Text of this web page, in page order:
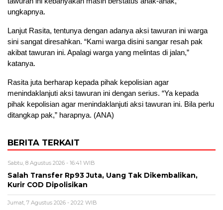
ungkapnya.
Lanjut Rasita, tentunya dengan adanya aksi tawuran ini warga
sini sangat diresahkan. “Kami warga disini sangar resah pak
akibat tawuran ini. Apalagi warga yang melintas di jalan,”
katanya.
Rasita juta berharap kepada pihak kepolisian agar
menindaklanjuti aksi tawuran ini dengan serius. “Ya kepada
pihak kepolisian agar menindaklanjuti aksi tawuran ini. Bila perlu
ditangkap pak,” harapnya. (ANA)
BERITA TERKAIT
Sabtu, 8 Agustus 2026 - 16:41 WIB
Salah Transfer Rp93 Juta, Uang Tak Dikembalikan,
Kurir COD Dipolisikan
Jumat, 7 Agustus 2026 - 20:22 WIB